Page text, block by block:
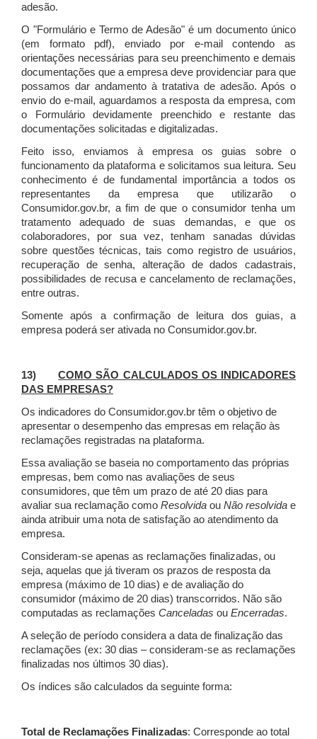
adesão.
O "Formulário e Termo de Adesão" é um documento único
(em formato pdf), enviado por e-mail contendo as
orientações necessárias para seu preenchimento e demais
documentações que a empresa deve providenciar para que
possamos dar andamento à tratativa de adesão. Após o
envio do e-mail, aguardamos a resposta da empresa, com
o Formulário devidamente preenchido e restante das
documentações solicitadas e digitalizadas.
Feito isso, enviamos à empresa os guias sobre o
funcionamento da plataforma e solicitamos sua leitura. Seu
conhecimento é de fundamental importância a todos os
representantes da empresa que utilizarão o
Consumidor.gov.br, a fim de que o consumidor tenha um
tratamento adequado de suas demandas, e que os
colaboradores, por sua vez, tenham sanadas dúvidas
sobre questões técnicas, tais como registro de usuários,
recuperação de senha, alteração de dados cadastrais,
possibilidades de recusa e cancelamento de reclamações,
entre outras.
Somente após a confirmação de leitura dos guias, a
empresa poderá ser ativada no Consumidor.gov.br.
13)COMO SÃO CALCULADOS OS INDICADORES
DAS EMPRESAS?
Os indicadores do Consumidor.gov.br têm o objetivo de
apresentar o desempenho das empresas em relação às
reclamações registradas na plataforma.
Essa avaliação se baseia no comportamento das próprias
empresas, bem como nas avaliações de seus
consumidores, que têm um prazo de até 20 dias para
avaliar sua reclamação como Resolvida ou Não resolvida e
ainda atribuir uma nota de satisfação ao atendimento da
empresa.
Consideram-se apenas as reclamações finalizadas, ou
seja, aquelas que já tiveram os prazos de resposta da
empresa (máximo de 10 dias) e de avaliação do
consumidor (máximo de 20 dias) transcorridos. Não são
computadas as reclamações Canceladas ou Encerradas.
A seleção de período considera a data de finalização das
reclamações (ex: 30 dias – consideram-se as reclamações
finalizadas nos últimos 30 dias).
Os índices são calculados da seguinte forma:
Total de Reclamações Finalizadas: Corresponde ao total